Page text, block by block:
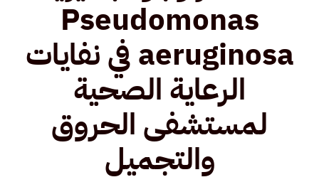
Pseudomonas
aeruginosa في نفايات
الرعاية الصحية
لمستشفى الحروق
والتجميل